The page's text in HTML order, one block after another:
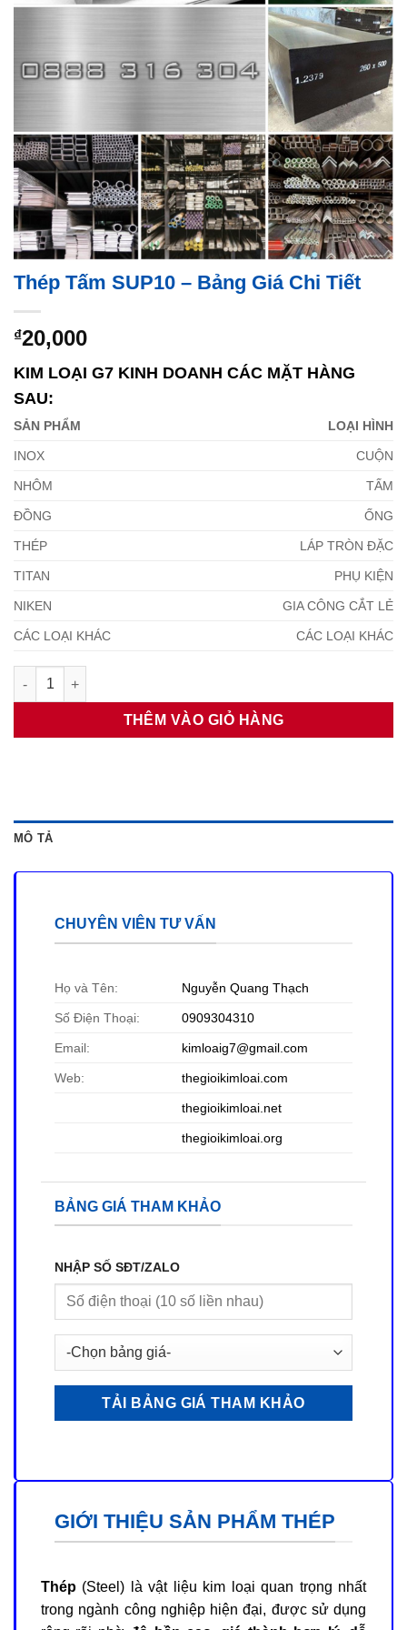
Thép Tấm SUP10 – Bảng Giá Chi Tiết
₫20,000
KIM LOẠI G7 KINH DOANH CÁC MẶT HÀNG
SAU:
SẢN PHẨM LOẠI HÌNH
INOX CUỘN
NHÔM TẤM
ĐỒNG ỐNG
THÉP LÁP TRÒN ĐẶC
TITAN PHỤ KIỆN
NIKEN GIA CÔNG CẮT LẺ
CÁC LOẠI KHÁC CÁC LOẠI KHÁC
Thép Tấm SUP10 - Bảng Giá Chi Tiết số lượng
THÊM VÀO GIỎ HÀNG
MÔ TẢ
CHUYÊN VIÊN TƯ VẤN
Họ và Tên: Nguyễn Quang Thạch
Số Điện Thoại: 0909304310
Email: kimloaig7@gmail.com
Web: thegioikimloai.com
thegioikimloai .net
thegioikimloai .org
BẢNG GIÁ THAM KHẢO
NHẬP SỐ SĐT/ZALO
GIỚI THIỆU SẢN PHẨM THÉP
Thép (Steel) là vật liệu kim loại quan trọng nhất
trong ngành công nghiệp hiện đại, được sử dụng